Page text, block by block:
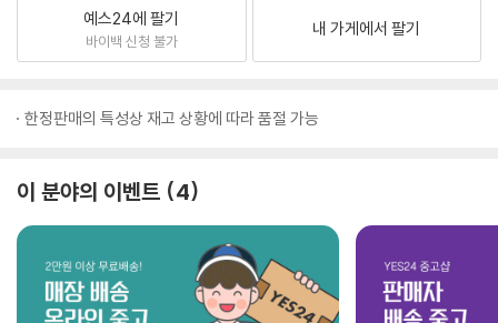
예스24에 팔기
바이백 신청 불가
내 가게에서 팔기
한정판매의 특성상 재고 상황에 따라 품절 가능
이 분야의 이벤트 4